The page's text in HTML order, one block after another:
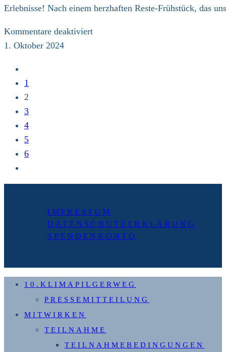
Erlebnisse! Nach einem herzhaften Reste-Frühstück, das
Kommentare deaktiviertfür
1. Oktober 2024
vorherigen
Seite
1
2
3
4
5
6
nächsten
IMPRESSUM
DATENSCHUTZERKLÄRUNG
SPENDENKONTO
10.KLIMAPILGERWEG
PRESSEMITTEILUNG
MITWIRKEN
TEILNAHME
TEILNAHMEBEDINGUNGEN